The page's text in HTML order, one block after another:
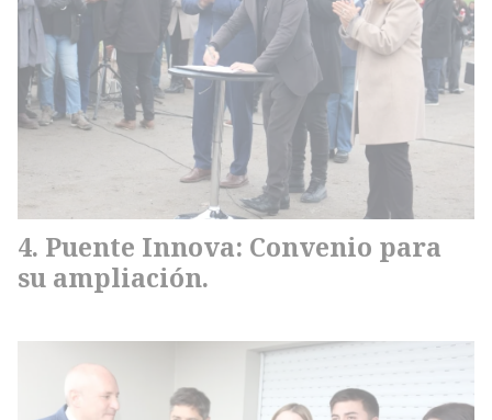
Puente Innova: Convenio para
su ampliación.